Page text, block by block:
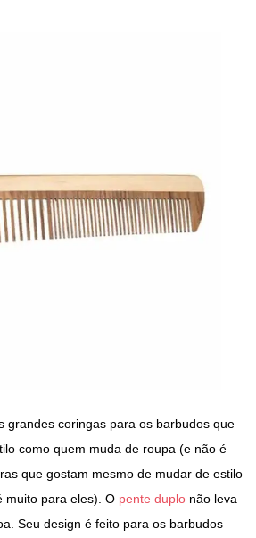
grandes coringas para os barbudos que
como quem muda de roupa (e não é
que gostam mesmo de mudar de estilo
muito para eles). O pente duplonão leva
Seu design é feito para os barbudos